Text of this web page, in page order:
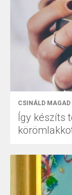
CSINÁLD MAGAD
Így készíts